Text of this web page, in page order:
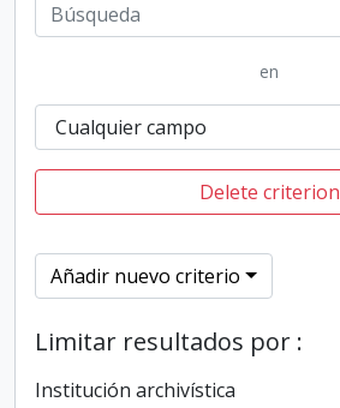
en
Delete criterion
Añadir nuevo criterio
Limitar resultados por :
Institución archivística